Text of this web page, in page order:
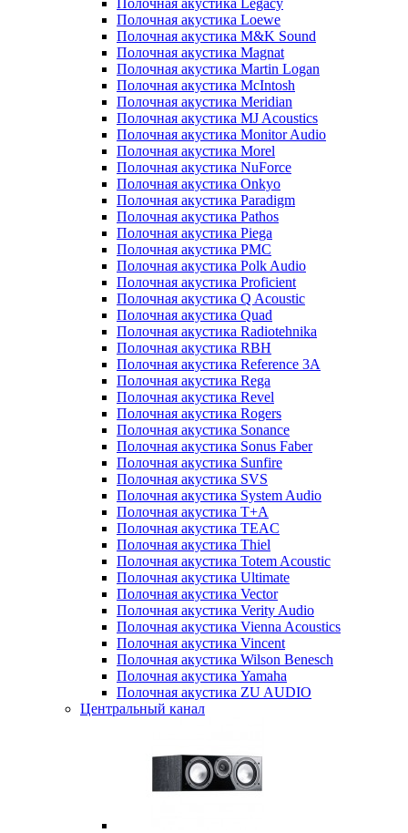
Полочная акустика Legacy
Полочная акустика Loewe
Полочная акустика M&K Sound
Полочная акустика Magnat
Полочная акустика Martin Logan
Полочная акустика McIntosh
Полочная акустика Meridian
Полочная акустика MJ Acoustics
Полочная акустика Monitor Audio
Полочная акустика Morel
Полочная акустика NuForce
Полочная акустика Onkyo
Полочная акустика Paradigm
Полочная акустика Pathos
Полочная акустика Piega
Полочная акустика PMC
Полочная акустика Polk Audio
Полочная акустика Proficient
Полочная акустика Q Acoustic
Полочная акустика Quad
Полочная акустика Radiotehnika
Полочная акустика RBH
Полочная акустика Reference 3A
Полочная акустика Rega
Полочная акустика Revel
Полочная акустика Rogers
Полочная акустика Sonance
Полочная акустика Sonus Faber
Полочная акустика Sunfire
Полочная акустика SVS
Полочная акустика System Audio
Полочная акустика T+A
Полочная акустика TEAC
Полочная акустика Thiel
Полочная акустика Totem Acoustic
Полочная акустика Ultimate
Полочная акустика Vector
Полочная акустика Verity Audio
Полочная акустика Vienna Acoustics
Полочная акустика Vincent
Полочная акустика Wilson Benesch
Полочная акустика Yamaha
Полочная акустика ZU AUDIO
Центральный канал